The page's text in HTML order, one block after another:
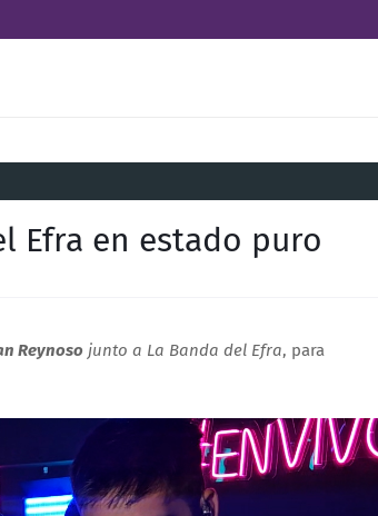
Efra en estado puro
Reynoso junto a La Banda del Efra, para